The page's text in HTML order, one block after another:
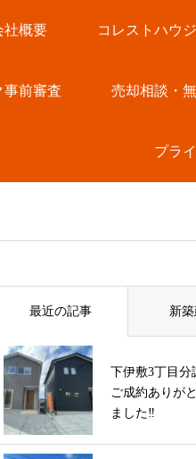
社概要 コレストハウ
事前審査 売却相談・
プラ
最近の記事 新
下伊敷3丁目
ご成約ありが
ました‼